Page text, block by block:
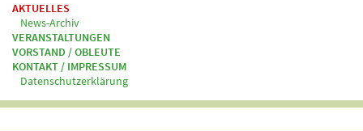
AKTUELLES
News-Archiv
VERANSTALTUNGEN
VORSTAND / OBLEUTE
KONTAKT / IMPRESSUM
Datenschutzerklärung